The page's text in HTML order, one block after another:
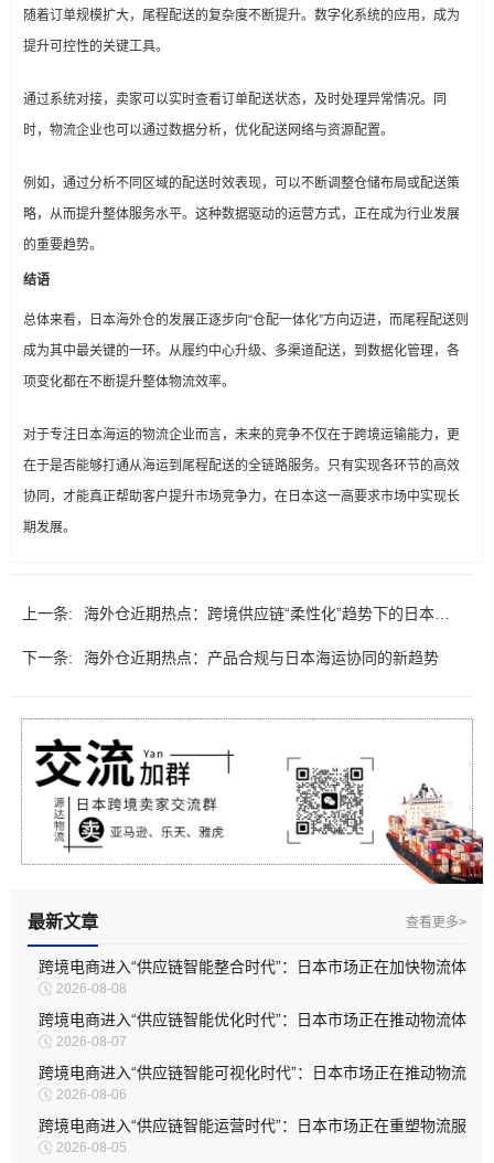
随着订单规模扩大，尾程配送的复杂度不断提升。数字化系统的应用，成为
提升可控性的关键工具。
通过系统对接，卖家可以实时查看订单配送状态，及时处理异常情况。同
时，物流企业也可以通过数据分析，优化配送网络与资源配置。
例如，通过分析不同区域的配送时效表现，可以不断调整仓储布局或配送策
略，从而提升整体服务水平。这种数据驱动的运营方式，正在成为行业发展
的重要趋势。
结语
总体来看，日本海外仓的发展正逐步向“仓配一体化”方向迈进，而尾程配送则
成为其中最关键的一环。从履约中心升级、多渠道配送，到数据化管理，各
项变化都在不断提升整体物流效率。
对于专注日本海运的物流企业而言，未来的竞争不仅在于跨境运输能力，更
在于是否能够打通从海运到尾程配送的全链路服务。只有实现各环节的高效
协同，才能真正帮助客户提升市场竞争力，在日本这一高要求市场中实现长
期发展。
上一条: 海外仓近期热点：跨境供应链“柔性化”趋势下的日本海
运新机会
下一条: 海外仓近期热点：产品合规与日本海运协同的新趋势
最新文章 查看更多>
跨境电商进入“供应链智能整合时代”：日本市场正在加快物流体
系升级
2026-08-08
跨境电商进入“供应链智能优化时代”：日本市场正在推动物流体
系深度升级
2026-08-07
跨境电商进入“供应链智能可视化时代”：日本市场正在推动物流
管理全面升级
2026-08-06
跨境电商进入“供应链智能运营时代”：日本市场正在重塑物流服
务模式
2026-08-05